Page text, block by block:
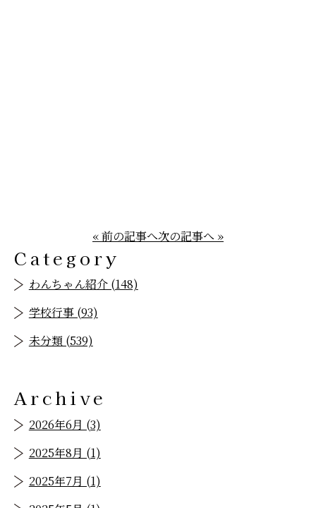
« 前の記事へ次の記事へ »
Category
わんちゃん紹介 (148)
学校行事 (93)
未分類 (539)
Archive
2026年6月 (3)
2025年8月 (1)
2025年7月 (1)